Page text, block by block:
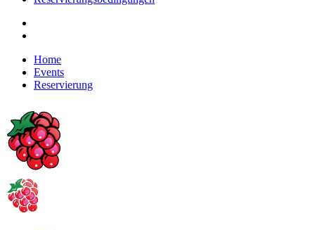
Home
Events
Reservierung